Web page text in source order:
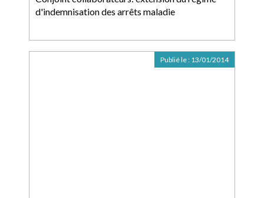
d'indemnisation des arrêts maladie
Publié le : 13/01/2014